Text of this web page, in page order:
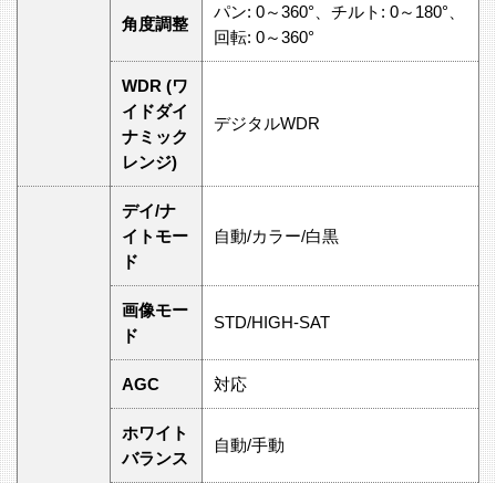
角度調整
パン: 0～360°、チルト: 0～180°、
回転: 0～360°
WDR (ワ
イドダイ
ナミック
レンジ)
デジタルWDR
デイ/ナ
イトモー
ド
自動/カラー/白黒
画像モー
ド
STD/HIGH-SAT
AGC 対応
ホワイト
バランス
自動/手動